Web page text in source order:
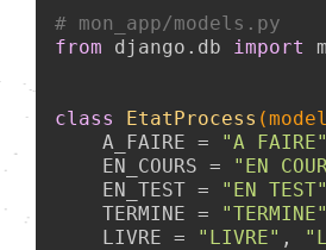
# mon_app/models.py
from django.db import
class EtatProcess
    A_FAIRE =
"A FAIRE"
    EN_COURS =
"EN
    EN_TEST =
"EN TEST"
    TERMINE =
"TERMINE"
    LIVRE =
"LIVRE" ,